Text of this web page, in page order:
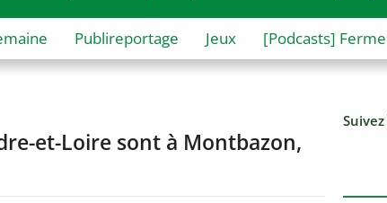
Publireportage Jeux [Podcasts]
et-Loire sont à Montbazon,